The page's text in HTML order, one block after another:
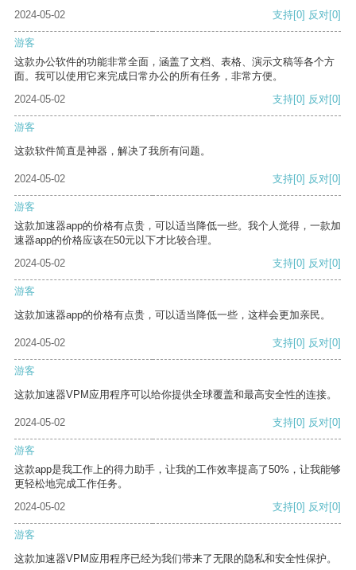
2024-05-02
支持[0] 反对[0]
游客
这款办公软件的功能非常全面，涵盖了文档、表格、演示文稿等各个方
面。我可以使用它来完成日常办公的所有任务，非常方便。
2024-05-02
支持[0] 反对[0]
游客
这款软件简直是神器，解决了我所有问题。
2024-05-02 支持[0] 反对[0]
游客
这款加速器app的价格有点贵，可以适当降低一些。我个人觉得，一款加
速器app的价格应该在50元以下才比较合理。
2024-05-02
支持[0] 反对[0]
游客
这款加速器app的价格有点贵，可以适当降低一些，这样会更加亲民。
2024-05-02 支持[0] 反对[0]
游客
这款加速器VPM应用程序可以给你提供全球覆盖和最高安全性的连接。
2024-05-02 支持[0] 反对[0]
游客
这款app是我工作上的得力助手，让我的工作效率提高了50%，让我能够
更轻松地完成工作任务。
2024-05-02
支持[0] 反对[0]
游客
这款加速器VPM应用程序已经为我们带来了无限的隐私和安全性保护。